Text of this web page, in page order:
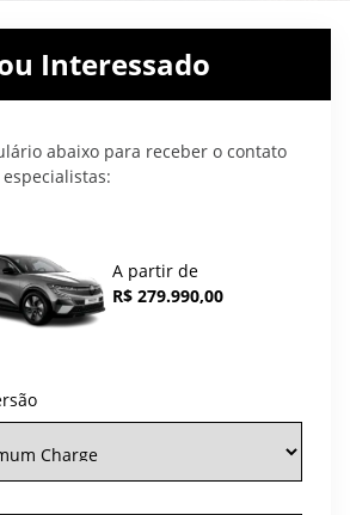
Interessado
abaixo para receber o contato
A partir de
R$ 279.990,00